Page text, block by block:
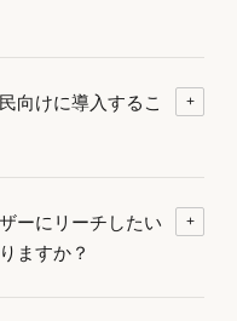
向けに導入するこ
+
ーにリーチしたい
ますか？
+